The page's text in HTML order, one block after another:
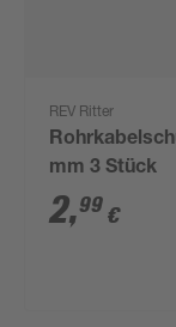
REV Ritter
mm 3 Stück
2,99 €